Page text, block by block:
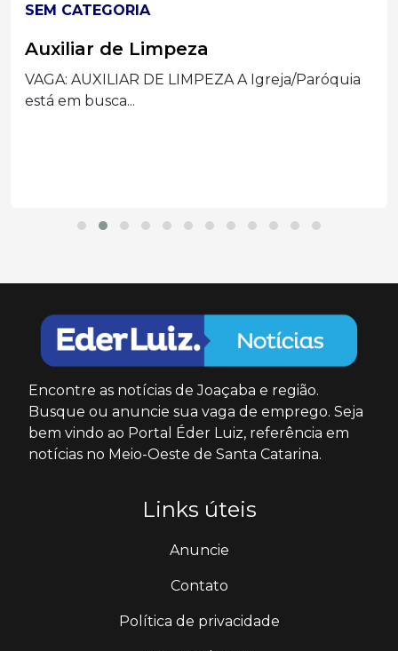
SEM CATEGORIA
Auxiliar de Limpeza
VAGA: AUXILIAR DE LIMPEZA A Igreja/Paróquia
está em busca...
Encontre as notícias de Joaçaba e região.
Busque ou anuncie sua vaga de emprego. Seja
bem vindo ao Portal Éder Luiz, referência em
notícias no Meio-Oeste de Santa Catarina.
Links úteis
Anuncie
Contato
Política de privacidade